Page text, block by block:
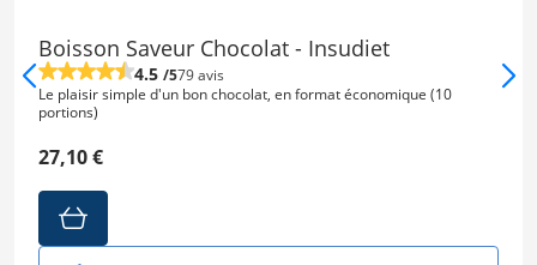
Boisson Saveur Chocolat - Insudiet
4.5 /579 avis
Le plaisir simple d'un bon chocolat, en format économique (10
portions)
27,10 €